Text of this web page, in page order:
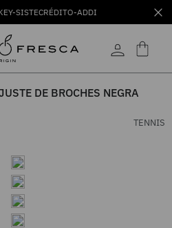
SISTECRÉDITO-ADDI
DE BROCHES NEGRA
TENNIS